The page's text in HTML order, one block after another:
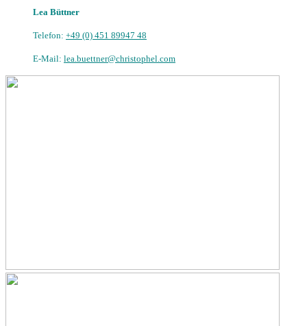
Lea Büttner
Telefon: +49 (0) 451 89947 48
E-Mail: lea.buettner@christophel.com